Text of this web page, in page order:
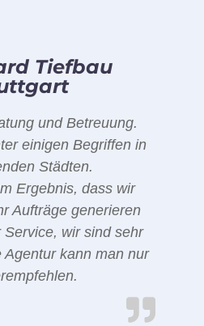
Tiefbau
und Betreuung.
einigen Begriffen in
Städten.
Ergebnis, dass wir
Aufträge generieren
wir sind sehr
Agentur kann man nur